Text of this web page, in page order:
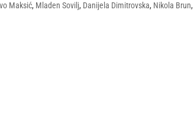
Maksić, Mladen Sovilj, Danijela Dimitrovska, Nikola Brun,